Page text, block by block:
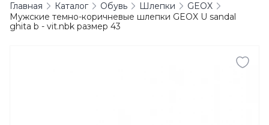
Главная Каталог Обувь Шлепки
GEOX
Мужские темно-коричневые шлепки GEOX U sandal
ghita b - vit.nbk размер 43